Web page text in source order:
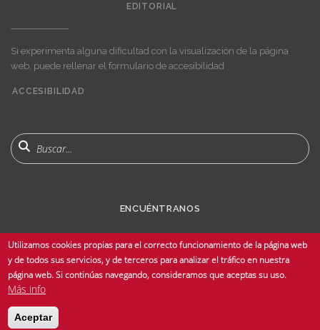
EDITORIAL
Si experimenta alguna dificultad con la visualización de la página
web, puede rellenar el formulario de accesibilidad
menu
ACCESIBILIDAD
Buscar
ENCUÉNTRANOS
© Copyright 2025 Universidad de Sevilla - Todos los derechos reservados -
Utilizamos cookies propias para el correcto funcionamiento de la página web
y de todos sus servicios, y de terceros para analizar el tráfico en nuestra
página web. Si continúas navegando, consideramos que aceptas su uso.
Más info
Aceptar